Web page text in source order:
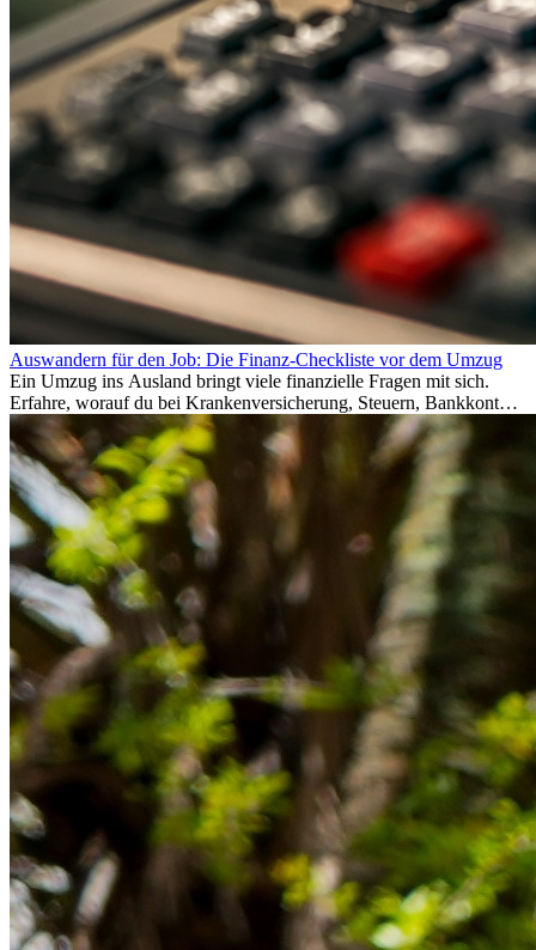
Auswandern für den Job: Die Finanz-Checkliste vor dem Umzug
Ein Umzug ins Ausland bringt viele finanzielle Fragen mit sich.
Erfahre, worauf du bei Krankenversicherung, Steuern, Bankkonto,
Rücklagen und Budgetplanung achten solltest, damit dein Neustart
im Ausland reibungslos gelingt.